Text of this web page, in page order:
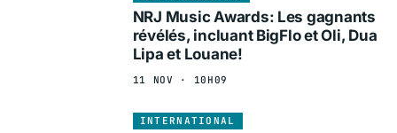
NRJ Music Awards: Les gagnants
révélés, incluant BigFlo et Oli, Dua
Lipa et Louane!
11 NOV · 10H09
INTERNATIONAL